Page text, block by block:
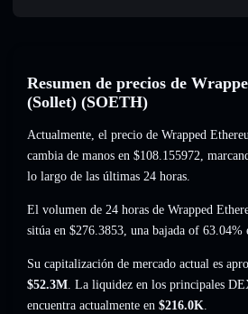
Resumen de precios de
(Sollet) (SOETH)
Actualmente, el precio de Wrapped
cambia de manos en $108.155972,
lo largo de las últimas 24 horas.
El volumen de 24 horas de Wrapped
sitúa en $276.3853, una bajada of 63.04%
Su capitalización de mercado actual es
$52.3M. La liquidez en los principales
encuentra actualmente en $216.0K.